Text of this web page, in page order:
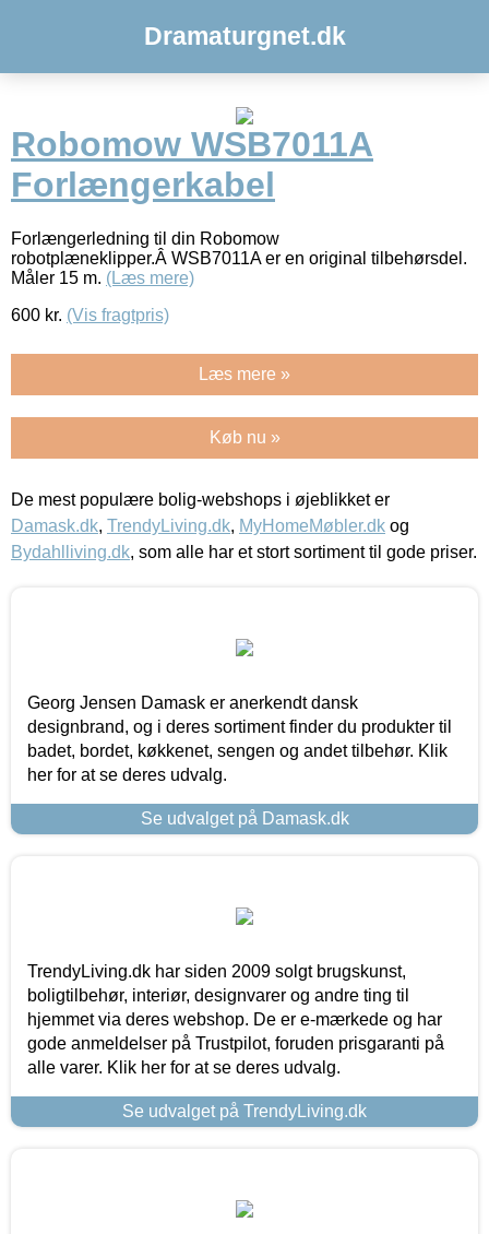
Dramaturgnet.dk
Robomow WSB7011A
Forlængerkabel
Forlængerledning til din Robomow
robotplæneklipper.Â WSB7011A er en original tilbehørsdel.
Måler 15 m. (Læs mere)
600 kr. (Vis fragtpris)
Læs mere »
Køb nu »
De mest populære bolig-webshops i øjeblikket er
Damask.dk, TrendyLiving.dk, MyHomeMøbler.dk og
Bydahlliving.dk, som alle har et stort sortiment til gode priser.
Georg Jensen Damask er anerkendt dansk
designbrand, og i deres sortiment finder du produkter til
badet, bordet, køkkenet, sengen og andet tilbehør. Klik
her for at se deres udvalg.
Se udvalget på Damask.dk
TrendyLiving.dk har siden 2009 solgt brugskunst,
boligtilbehør, interiør, designvarer og andre ting til
hjemmet via deres webshop. De er e-mærkede og har
gode anmeldelser på Trustpilot, foruden prisgaranti på
alle varer. Klik her for at se deres udvalg.
Se udvalget på TrendyLiving.dk